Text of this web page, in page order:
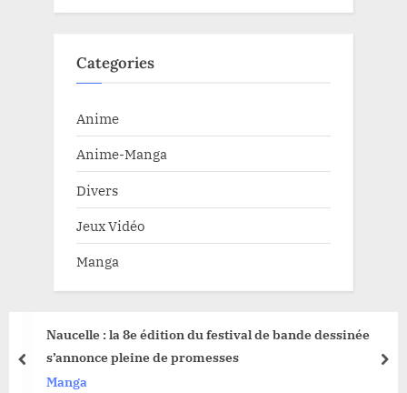
Categories
Anime
Anime-Manga
Divers
Jeux Vidéo
Manga
Naucelle : la 8e édition du festival de bande dessinée
s’annonce pleine de promesses
Manga
prev